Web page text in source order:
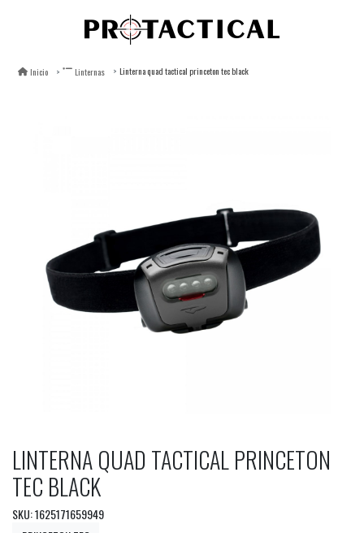
Inicio Linternas Linterna quad tactical princeton tec black
LINTERNA QUAD TACTICAL PRINCETON
TEC BLACK
SKU: 1625171659949